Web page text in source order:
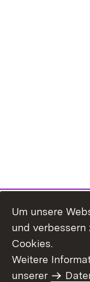
Um unsere
und verbessern
Cookies.
Weitere
unserer